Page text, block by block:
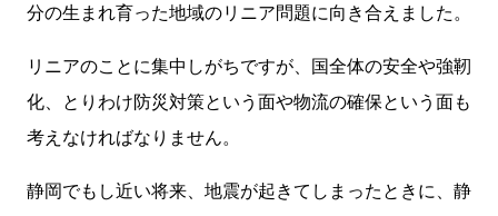
分の生まれ育った地域のリニア問題に向き合えました。
リニアのことに集中しがちですが、国全体の安全や強靭
化、とりわけ防災対策という面や物流の確保という面も
考えなければなりません。
静岡でもし近い将来、地震が起きてしまったときに、静